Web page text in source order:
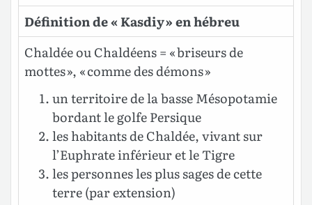
Définition de « Kasdiy » en hébreu
Chaldée ou Chaldéens = « briseurs de
mottes », « comme des démons »
un territoire de la basse Mésopotamie
bordant le golfe Persique
les habitants de Chaldée, vivant sur
l’Euphrate inférieur et le Tigre
les personnes les plus sages de cette
terre (par extension)